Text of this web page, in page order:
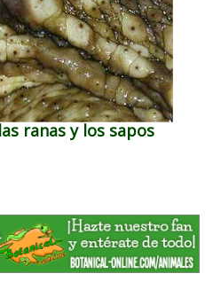
ranas y los sapos